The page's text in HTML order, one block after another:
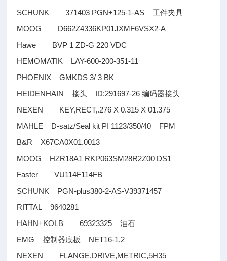
SCHUNK 371403 PGN+125-1-AS 工件夹具
MOOG D662Z4336KP01JXMF6VSX2-A
Hawe BVP 1 ZD-G 220 VDC
HEMOMATIK LAY-600-200-351-11
PHOENIX GMKDS 3/ 3 BK
HEIDENHAIN接头 ID:291697-26编码器接头
NEXEN KEY,RECT,.276 X 0.315 X 01.375
MAHLE D-satz/Seal kit PI 1123/350/40 FPM
B&R X67CA0X01.0013
MOOG HZR18A1 RKP063SM28R2Z00 DS1
Faster VU114F114FB
SCHUNK PGN-plus380-2-AS-V39371457
RITTAL 9640281
HAHN+KOLB 69323325油石
EMG控制器底板
NET16-1.2
NEXEN FLANGE,DRIVE,METRIC,5H35